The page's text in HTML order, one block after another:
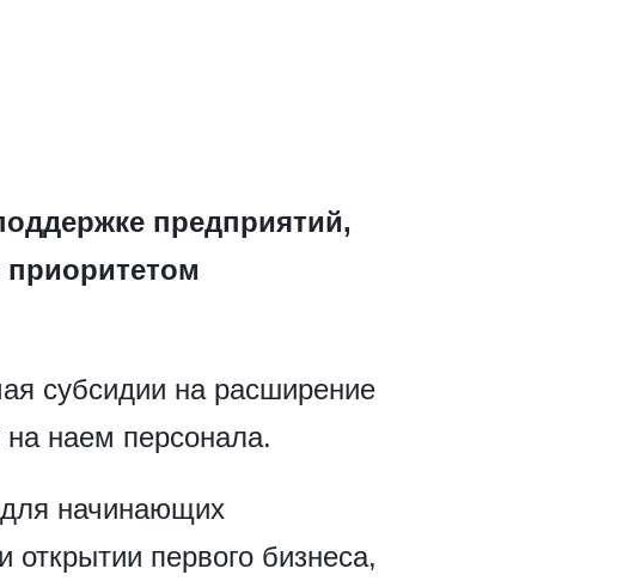
предприятий,
субсидии на расширение
на наем персонала.
для начинающих
первого бизнеса,